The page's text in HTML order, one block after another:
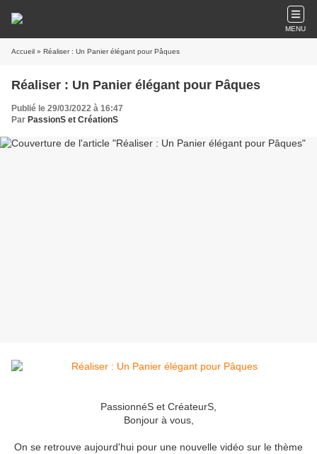
MENU
Accueil » Réaliser : Un Panier élégant pour Pâques
Réaliser : Un Panier élégant pour Pâques
Publié le 29/03/2022 à 16:47
Par PassionS et CréationS
PassionnéS et CréateurS,
Bonjour à vous,
On se retrouve aujourd'hui pour une nouvelle vidéo sur le thème